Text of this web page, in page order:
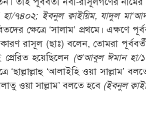
হা/৭৪০২; ইবনুল ক্বাইয়িম, যাদুল
ক্ষেত্রে ‘সালাম’ প্রথমে। এক্ষণে
রাসূল (ছাঃ) বলেন, তোমরা
হয়েছিলেন (শু‘আবুল ঈমান হা/
‘ছাল্লাল্লাহু ‘আলাইহি ওয়া সাল্লাম’
ওয়া সাল্লাম’ বলতে হবে (ইবনুল